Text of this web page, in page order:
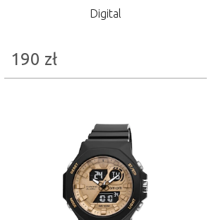
Digital
190 zł